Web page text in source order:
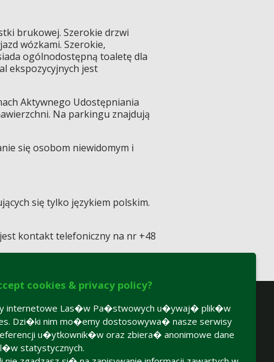
brukowej. Szerokie drzwi
wózkami. Szerokie,
ogólnodostępną toaletę dla
ekspozycyjnych jest
Aktywnego Udostępniania
Na parkingu znajdują
się osobom niewidomym i
się tylko językiem polskim.
kontakt telefoniczny na nr +48
cookies & privacy policy?
internetowe Las�w Pa�stwowych u�ywaj� plik�w
Dzi�ki nim mo�emy dostosowywa� nasze serwisy
u�ytkownik�w oraz zbiera� anonimowe dane
statystycznych.